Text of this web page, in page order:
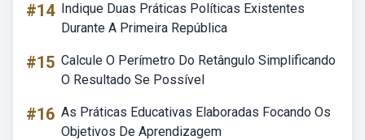
#14 Indique Duas Práticas Políticas Existentes
Durante A Primeira República
#15 Calcule O Perímetro Do Retângulo Simplificando
O Resultado Se Possível
#16 As Práticas Educativas Elaboradas Focando Os
Objetivos De Aprendizagem